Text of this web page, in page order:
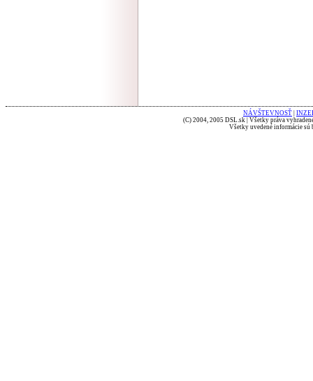
NÁVŠTEVNOSŤ
(C) 2004, 2005 DSL.sk | Všetky práva
Všetky uvedené informácie sú